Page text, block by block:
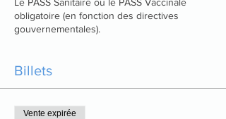
obligatoire (en fonction des directives
gouvernementales).
Billets
Vente expirée